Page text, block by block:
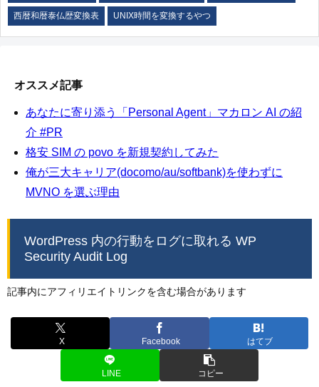
西暦和暦泰仏歴変換表 UNIX時間を変換するやつ
オススメ記事
あなたに寄り添う「Personal Agent」マカロン AI の紹
介 #PR
格安 SIM の povo を新規契約してみた
俺が三大キャリア(docomo/au/softbank)を使わずに
MVNO を選ぶ理由
WordPress 内の行動をログに取れる WP
Security Audit Log
記事内にアフィリエイトリンクを含む場合があります
X Facebook はてブ
LINE コピー